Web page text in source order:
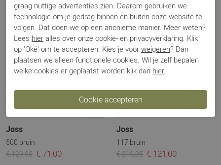
Joss
500 bruin
€ 129,95 € 71,00
Joss
117 bruin
€ 219,95 € 121,00
graag nuttige advertenties zien. Daarom gebruiken we
technologie om je gedrag binnen en buiten onze website te
volgen. Dat doen we op een anonieme manier. Meer weten?
Lees hier alles over onze cookie- en privacyverklaring. Klik
op 'Oké' om te accepteren. Kies je voor weigeren? Dan
plaatsen we alleen functionele cookies. Wil je zelf bepalen
welke cookies er geplaatst worden klik dan hier.